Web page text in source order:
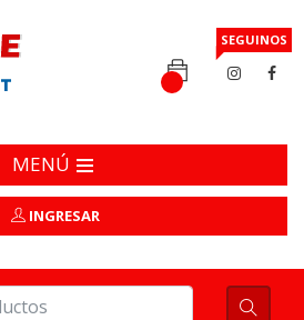
SEGUINOS
MENÚ
INGRESAR